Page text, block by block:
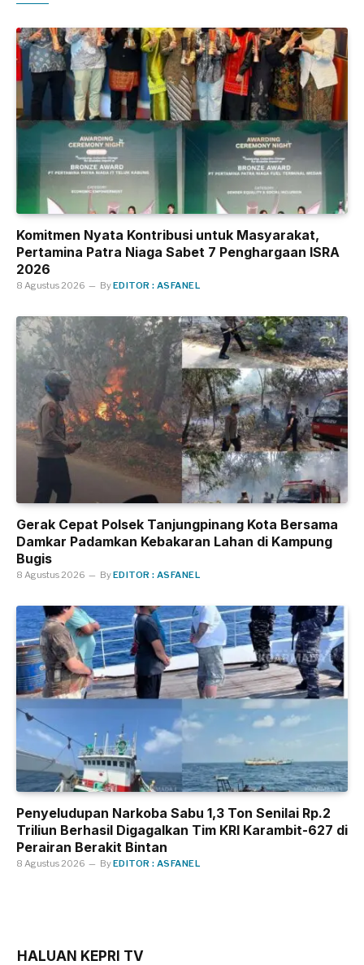
Komitmen Nyata Kontribusi untuk Masyarakat,
Pertamina Patra Niaga Sabet 7 Penghargaan ISRA
2026
8 Agustus 2026 ByEDITOR : ASFANEL
Gerak Cepat Polsek Tanjungpinang Kota Bersama
Damkar Padamkan Kebakaran Lahan di Kampung
Bugis
8 Agustus 2026 ByEDITOR : ASFANEL
Penyeludupan Narkoba Sabu 1,3 Ton Senilai Rp.2
Triliun Berhasil Digagalkan Tim KRI Karambit-627 di
Perairan Berakit Bintan
8 Agustus 2026 ByEDITOR : ASFANEL
HALUAN KEPRI TV